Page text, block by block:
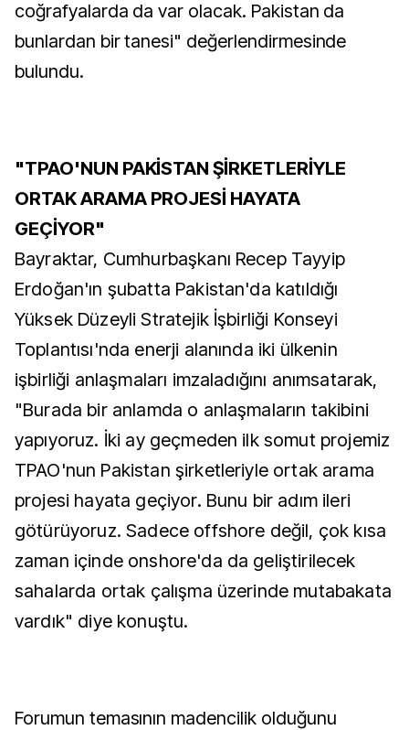
coğrafyalarda da var olacak. Pakistan da
bunlardan bir tanesi" değerlendirmesinde
bulundu.
"TPAO'NUN PAKİSTAN ŞİRKETLERİYLE
ORTAK ARAMA PROJESİ HAYATA
GEÇİYOR"
Bayraktar, Cumhurbaşkanı Recep Tayyip
Erdoğan'ın şubatta Pakistan'da katıldığı
Yüksek Düzeyli Stratejik İşbirliği Konseyi
Toplantısı'nda enerji alanında iki ülkenin
işbirliği anlaşmaları imzaladığını anımsatarak,
"Burada bir anlamda o anlaşmaların takibini
yapıyoruz. İki ay geçmeden ilk somut projemiz
TPAO'nun Pakistan şirketleriyle ortak arama
projesi hayata geçiyor. Bunu bir adım ileri
götürüyoruz. Sadece offshore değil, çok kısa
zaman içinde onshore'da da geliştirilecek
sahalarda ortak çalışma üzerinde mutabakata
vardık" diye konuştu.
Forumun temasının madencilik olduğunu